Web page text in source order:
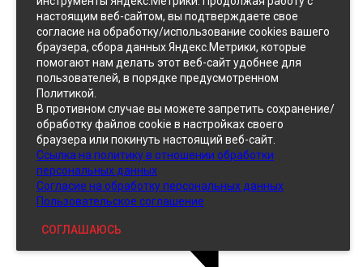
Джинс
Однотонный
Принтованный
Кожзам
настоящим веб-сайтом, вы подтверждаете свое
согласие на обработку/использование cookies вашего
браузера, сбора данных Яндекс.Метрики, которые
помогают нам делать этот веб-сайт удобнее для
пользователей, в порядке предусмотренном
Политикой.
В противном случае вы можете запретить сохранение/
обработку файлов cookie в настройках своего
браузера или покинуть настоящий веб-сайт.
Ссылка на политику в отношении обработки
персональных данных
Согласие на обработку персональных данных
Пользовательское соглашение
СОГЛАШАЮСЬ